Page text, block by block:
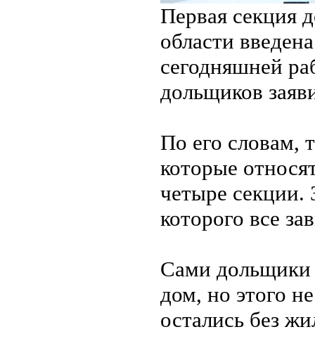
Первая секция
области
сегодняшней
дольщиков
По его словам,
которые
четыре секции.
которого все
Сами дольщики
дом, но этого
остались без